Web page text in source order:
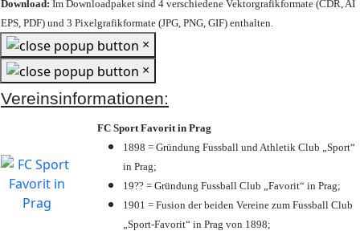
Download: Im Downloadpaket sind 4 verschiedene Vektorgrafikformate (CDR, AI
EPS, PDF) und 3 Pixelgrafikformate (JPG, PNG, GIF) enthalten.
×
×
Vereinsinformationen:
FC Sport Favorit in Prag
1898 = Gründung Fussball und Athletik Club „Sport“
in Prag;
19?? = Gründung Fussball Club „Favorit“ in Prag;
1901 = Fusion der beiden Vereine zum Fussball Club
„Sport-Favorit“ in Prag von 1898;